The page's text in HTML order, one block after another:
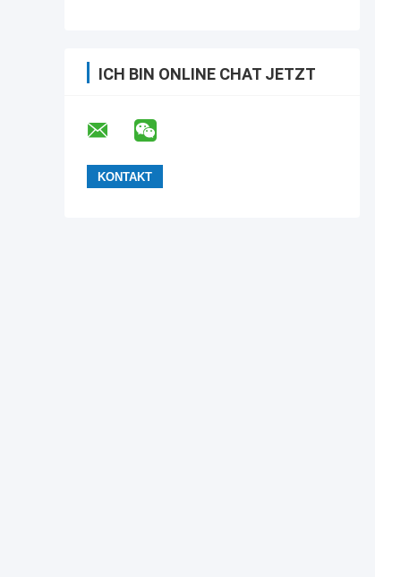
ICH BIN ONLINE CHAT JETZT